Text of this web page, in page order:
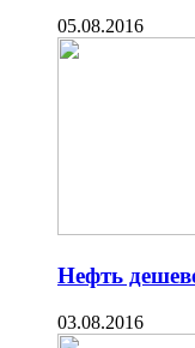
05.08.2016
Нефть
03.08.2016